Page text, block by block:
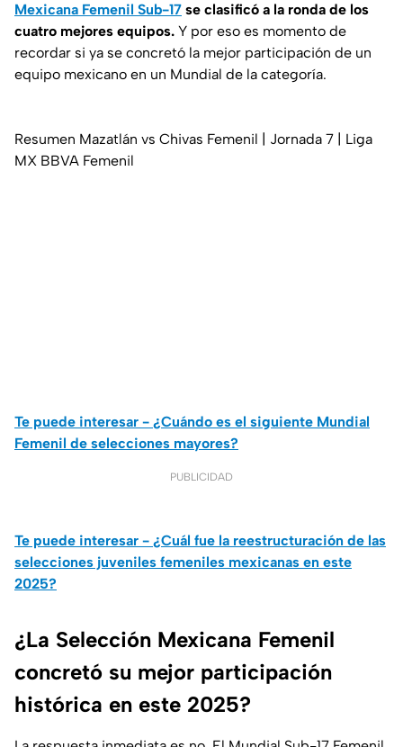
Mexicana Femenil Sub-17 se clasificó a la ronda de los
cuatro mejores equipos. Y por eso es momento de
recordar si ya se concretó la mejor participación de un
equipo mexicano en un Mundial de la categoría.
Resumen Mazatlán vs Chivas Femenil | Jornada 7 | Liga
MX BBVA Femenil
Te puede interesar - ¿Cuándo es el siguiente Mundial
Femenil de selecciones mayores?
PUBLICIDAD
Te puede interesar - ¿Cuál fue la reestructuración de las
selecciones juveniles femeniles mexicanas en este
2025?
¿La Selección Mexicana Femenil
concretó su mejor participación
histórica en este 2025?